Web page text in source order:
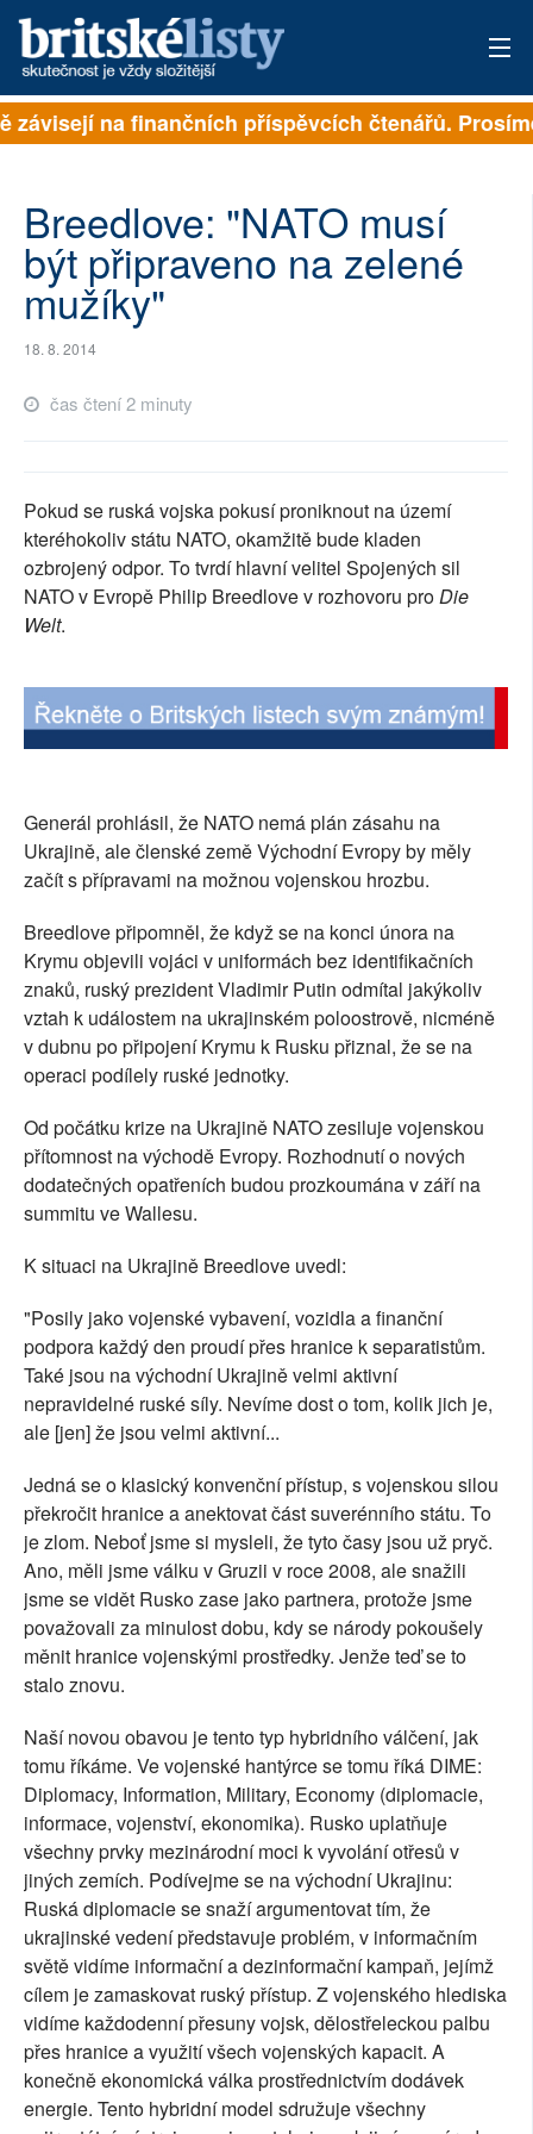
PŘIHLÁSIT
ARCHIV
ROZHOVORY
TÉMATA
NEJČTENĚJŠÍ ZA 7 DNÍ
PŘÍSPĚVKY NA PROVOZ
SOCIÁLNÍ SÍTĚ
RUBRIKY
na finančních příspěvcích čtenářů.
Breedlove: "NATO musí
být připraveno na zelené
mužíky"
18. 8. 2014
čas čtení 2 minuty
Pokud se ruská vojska pokusí proniknout na území
kteréhokoliv státu NATO, okamžitě bude kladen
ozbrojený odpor. To tvrdí hlavní velitel Spojených sil
NATO v Evropě Philip Breedlove v rozhovoru proDie
Welt.
Generál prohlásil, že NATO nemá plán zásahu na
Ukrajině, ale členské země Východní Evropy by měly
začít s přípravami na možnou vojenskou hrozbu.
Breedlove připomněl, že když se na konci února na
Krymu objevili vojáci v uniformách bez identifikačních
znaků, ruský prezident Vladimir Putin odmítal jakýkoliv
vztah k událostem na ukrajinském poloostrově, nicméně
v dubnu po připojení Krymu k Rusku přiznal, že se na
operaci podílely ruské jednotky.
Od počátku krize na Ukrajině NATO zesiluje vojenskou
přítomnost na východě Evropy. Rozhodnutí o nových
dodatečných opatřeních budou prozkoumána v září na
summitu ve Wallesu.
K situaci na Ukrajině Breedlove uvedl:
"Posily jako vojenské vybavení, vozidla a finanční
podpora každý den proudí přes hranice k separatistům.
Také jsou na východní Ukrajině velmi aktivní
nepravidelné ruské síly. Nevíme dost o tom, kolik jich je,
ale [jen] že jsou velmi aktivní...
Jedná se o klasický konvenční přístup, s vojenskou silou
překročit hranice a anektovat část suverénního státu. To
je zlom. Neboť jsme si mysleli, že tyto časy jsou už pryč.
Ano, měli jsme válku v Gruzii v roce 2008, ale snažili
jsme se vidět Rusko zase jako partnera, protože jsme
považovali za minulost dobu, kdy se národy pokoušely
měnit hranice vojenskými prostředky. Jenže teď se to
stalo znovu.
Naší novou obavou je tento typ hybridního válčení, jak
tomu říkáme. Ve vojenské hantýrce se tomu říká DIME:
Diplomacy, Information, Military, Economy (diplomacie,
informace, vojenství, ekonomika). Rusko uplatňuje
všechny prvky mezinárodní moci k vyvolání otřesů v
jiných zemích. Podívejme se na východní Ukrajinu:
Ruská diplomacie se snaží argumentovat tím, že
ukrajinské vedení představuje problém, v informačním
světě vidíme informační a dezinformační kampaň, jejímž
cílem je zamaskovat ruský přístup. Z vojenského hlediska
vidíme každodenní přesuny vojsk, dělostřeleckou palbu
přes hranice a využití všech vojenských kapacit. A
konečně ekonomická válka prostřednictvím dodávek
energie. Tento hybridní model sdružuje všechny